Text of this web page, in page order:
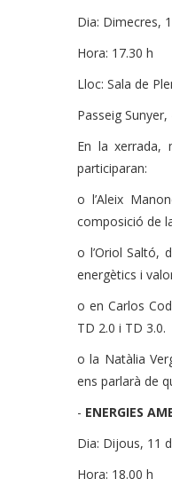
Dia: Dimecres,
Hora: 17.30 h
Lloc: Sala de
Passeig Sunyer,
En la xerrada,
participaran:
o l’Aleix
composició de
o l’Oriol Saltó,
energètics i
o en Carlos
TD 2.0 i TD 3.0.
o la Natàlia
ens parlarà de
- ENERGIES
Dia: Dijous, 11
Hora: 18.00 h